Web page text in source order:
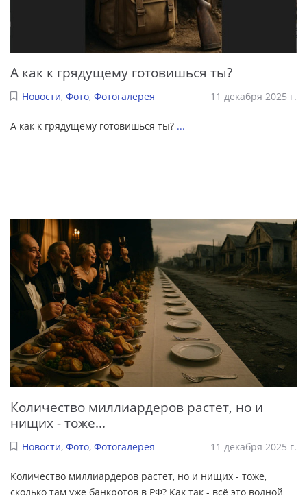
А как к грядущему готовишься ты?
Новости, Фото, Фотогалерея 11 декабря 2025 г.
А как к грядущему готовишься ты? ...
Количество миллиардеров растет, но и
нищих - тоже...
Новости, Фото, Фотогалерея 11 декабря 2025 г.
Количество миллиардеров растет, но и нищих - тоже,
сколько там уже банкротов в РФ? Как так - всё это водной